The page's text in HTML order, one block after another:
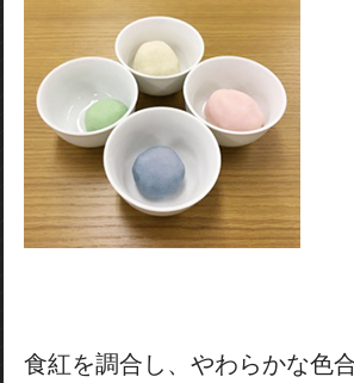
食紅を調合し、やわらかな色